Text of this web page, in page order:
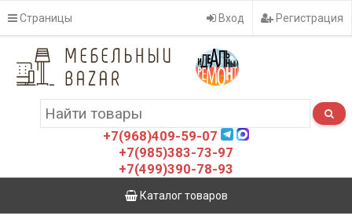
Страницы Вход Регистрация
+7(968)409-59-07
+7(985)383-73-97
+7(499)390-78-93
Каталог товаров